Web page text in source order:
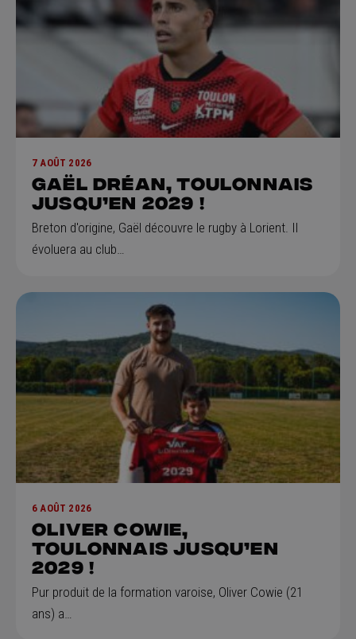
7 AOÛT 2026
GAËL DRÉAN, Toulonnais
jusqu’en 2029 !
Breton d'origine, Gaël découvre le rugby à Lorient. Il
évoluera au club…
6 AOÛT 2026
Oliver Cowie,
Toulonnais jusqu’en
2029 !
Pur produit de la formation varoise, Oliver Cowie (21
ans) a…